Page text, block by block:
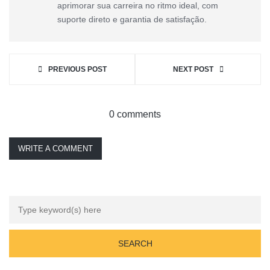
aprimorar sua carreira no ritmo ideal, com
suporte direto e garantia de satisfação.
PREVIOUS POST NEXT POST
0 comments
WRITE A COMMENT